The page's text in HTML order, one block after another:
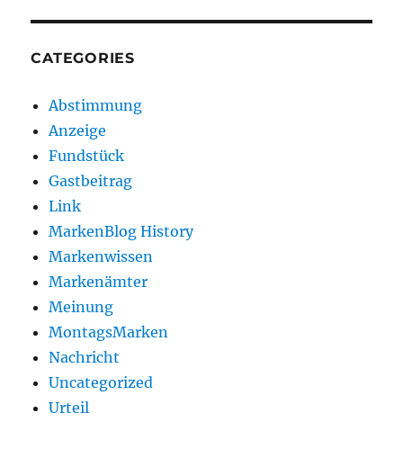
CATEGORIES
Abstimmung
Anzeige
Fundstück
Gastbeitrag
Link
MarkenBlog History
Markenwissen
Markenämter
Meinung
MontagsMarken
Nachricht
Uncategorized
Urteil